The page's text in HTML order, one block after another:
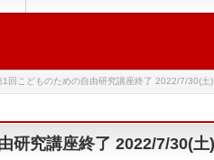
1回こどものための自由研究講座終了 2022/7/30(土)
研究講座終了 2022/7/30(土)